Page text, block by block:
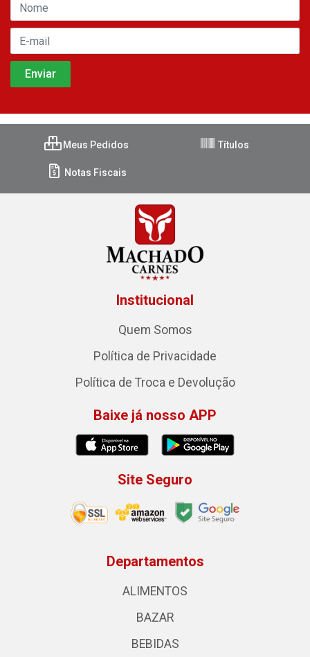
Meus Pedidos Títulos
Notas Fiscais
Institucional
Quem Somos
Política de Privacidade
Política de Troca e Devolução
Baixe já nosso APP
Site Seguro
Departamentos
ALIMENTOS
BAZAR
BEBIDAS